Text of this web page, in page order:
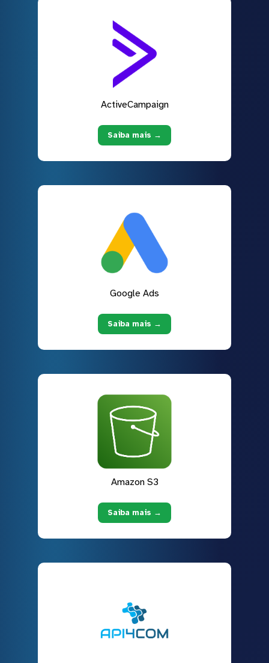
ActiveCampaign
Saiba mais →
Google Ads
Saiba mais →
Amazon S3
Saiba mais →